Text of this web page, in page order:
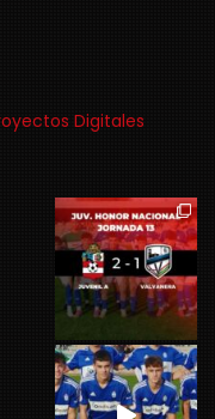
Digitales